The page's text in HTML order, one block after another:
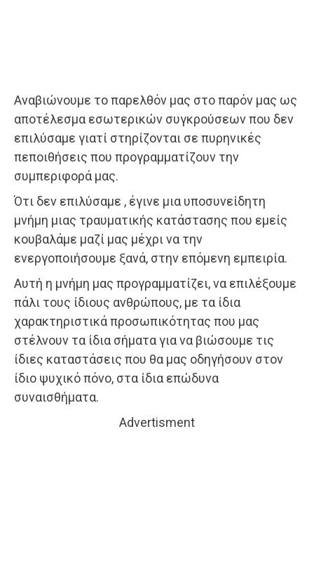
Αναβιώνουμε το παρελθόν μας στο παρόν μας ως
αποτέλεσμα εσωτερικών συγκρούσεων που δεν
επιλύσαμε γιατί στηρίζονται σε πυρηνικές
πεποιθήσεις που προγραμματίζουν την
συμπεριφορά μας.
Ότι δεν επιλύσαμε , έγινε μια υποσυνείδητη
μνήμη μιας τραυματικής κατάστασης που εμείς
κουβαλάμε μαζί μας μέχρι να την
ενεργοποιήσουμε ξανά, στην επόμενη εμπειρία.
Αυτή η μνήμη μας προγραμματίζει, να επιλέξουμε
πάλι τους ίδιους ανθρώπους, με τα ίδια
χαρακτηριστικά προσωπικότητας που μας
στέλνουν τα ίδια σήματα για να βιώσουμε τις
ίδιες καταστάσεις που θα μας οδηγήσουν στον
ίδιο ψυχικό πόνο, στα ίδια επώδυνα
συναισθήματα.
Advertisment